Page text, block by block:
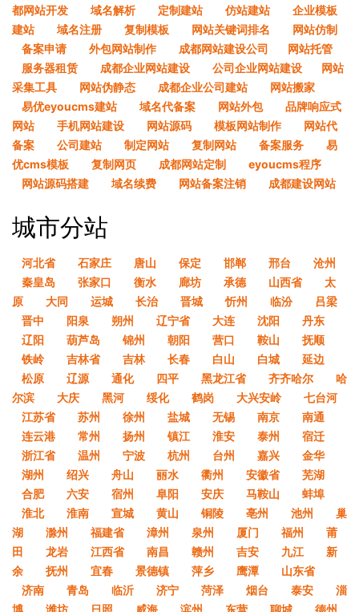
都网站开发
域名解析 定制建站 仿站建站
企业模板
建站
域名注册 复制模板 网站关键词排名
网站仿制
备案申请
外包网站制作 成都网站建设公司​
网站托管
服务器租赁
成都企业网站建设 公司企业网站建设​
网站
采集工具
网站伪静态 成都企业公司建站
网站搬家
易优eyoucms建站
域名代备案 网站外包
品牌响应式
网站
手机网站建设 网站源码 模板网站制作
网站代
备案
公司建站 制定网站 复制网站 备案服务
易
优cms模板
复制网页 成都网站定制
eyoucms程序
网站源码搭建
域名续费 网站备案注销 成都建设网站
城市分站
河北省 石家庄 唐山 保定 邯郸 邢台
沧州
秦皇岛
张家口 衡水 廊坊 承德 山西省
太
原
大同 运城 长治 晋城 忻州 临汾
吕梁
晋中
阳泉 朔州 辽宁省 大连 沈阳
丹东
辽阳
葫芦岛 锦州 朝阳 营口 鞍山
抚顺
铁岭
吉林省 吉林 长春 白山 白城
延边
松原
辽源 通化 四平 黑龙江省 齐齐哈尔
哈
尔滨
大庆 黑河 绥化 鹤岗 大兴安岭
七台河
江苏省
苏州 徐州 盐城 无锡 南京
南通
连云港
常州 扬州 镇江 淮安 泰州
宿迁
浙江省
温州 宁波 杭州 台州 嘉兴
金华
湖州
绍兴 舟山 丽水 衢州 安徽省
芜湖
合肥
六安 宿州 阜阳 安庆 马鞍山
蚌埠
淮北
淮南 宣城 黄山 铜陵 亳州 池州
巢
湖
滁州 福建省 漳州 泉州 厦门 福州
莆
田
龙岩 江西省 南昌 赣州 吉安 九江
新
余
抚州 宜春 景德镇 萍乡 鹰潭
山东省
济南
青岛 临沂 济宁 菏泽 烟台 泰安
淄
博
潍坊 日照 威海 滨州 东营 聊城 德州